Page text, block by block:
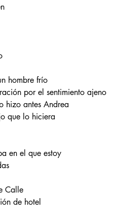
hombre frío
por el sentimiento ajeno
hizo antes Andrea
que lo hiciera
en el que estoy
Calle
de hotel